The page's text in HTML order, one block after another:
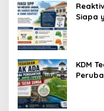
Siapa
KDM